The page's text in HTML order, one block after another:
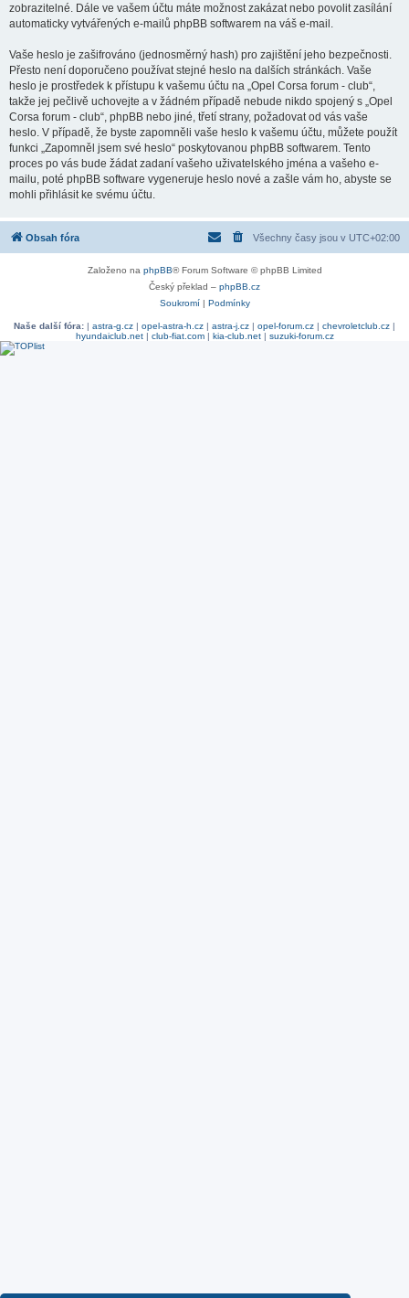
zobrazitelné. Dále ve vašem účtu máte možnost zakázat nebo povolit zasílání
automaticky vytvářených e-mailů phpBB softwarem na váš e-mail.
Vaše heslo je zašifrováno (jednosměrný hash) pro zajištění jeho bezpečnosti.
Přesto není doporučeno používat stejné heslo na dalších stránkách. Vaše
heslo je prostředek k přístupu k vašemu účtu na „Opel Corsa forum - club“,
takže jej pečlivě uchovejte a v žádném případě nebude nikdo spojený s „Opel
Corsa forum - club“, phpBB nebo jiné, třetí strany, požadovat od vás vaše
heslo. V případě, že byste zapomněli vaše heslo k vašemu účtu, můžete použít
funkci „Zapomněl jsem své heslo“ poskytovanou phpBB softwarem. Tento
proces po vás bude žádat zadaní vašeho uživatelského jména a vašeho e-
mailu, poté phpBB software vygeneruje heslo nové a zašle vám ho, abyste se
mohli přihlásit ke svému účtu.
Obsah fóra Všechny časy jsou v UTC+02:00
Založeno na phpBB® Forum Software © phpBB Limited
Český překlad – phpBB.cz
Soukromí| Podmínky
Naše další fóra: | astra-g.cz | opel-astra-h.cz | astra-j.cz | opel-forum.cz | chevroletclub.cz |
hyundaiclub.net| club-fiat.com| kia-club.net| suzuki-forum.cz